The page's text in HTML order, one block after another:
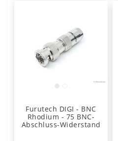
Furutech DIGI - BNC
Rhodium - 75 BNC-
Abschluss-Widerstand